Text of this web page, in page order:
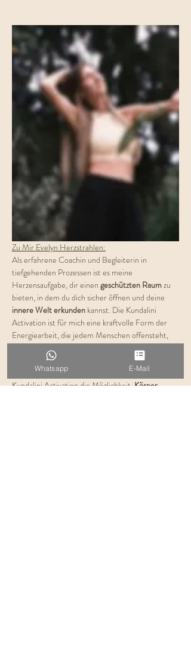
Zu Mir Evelyn Herzstrahlen:
Als erfahrene Coachin und Begleiterin in
tiefgehenden Prozessen ist es meine
Herzensaufgabe, dir einen geschützten Raum zu
bieten, in dem du dich sicher öffnen und deine
innere Welt erkunden kannst. Die Kundalini
Activation ist für mich eine kraftvolle Form der
Energiearbeit, die jedem Menschen offensteht,
der den Wunsch hat vom Denken ins Fühlen zu
gehen. In einer Zeit, in der wir so leicht den
Kontakt zu uns selbst verlieren, eröffnet dir
Kundalini Activation die Möglichkeit, Körper,
Whatsapp E-Mail